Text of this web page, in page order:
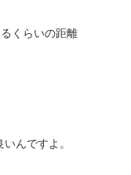
くらいの距離
んですよ。